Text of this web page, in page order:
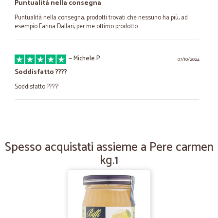
Puntualità nella consegna
Puntualità nella consegna, prodotti trovati che nessuno ha più, ad
esempio Farina Dallari, per me ottimo prodotto.
07/10/2024
—Michele P.
Soddisfatto ????
Soddisfatto ????
Ottimo venditore.
Claudio R.
Ottima esperienza di acquisto
Ottima esperienza di acquisto . Sono cliente e continuerò ad esserlo.
Spesso acquistati assieme a Pere carmen
kg.1